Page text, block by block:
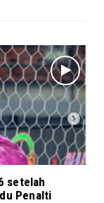
setelah
Penalti